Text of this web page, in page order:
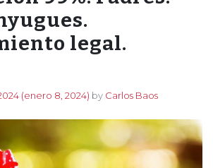
legal.
(enero 8, 2024) by Carlos Baos